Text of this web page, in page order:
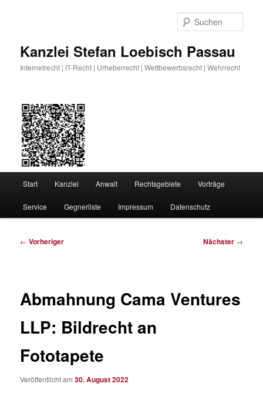
Kanzlei Stefan Loebisch Passau
Internetrecht | IT-Recht | Urheberrecht | Wettbewerbsrecht | Wehrrecht
Start Kanzlei Anwalt Rechtsgebiete Vorträge
Service Gegnerliste Impressum Datenschutz
Beitragsnavigation
← Vorheriger Nächster →
Abmahnung Cama Ventures
LLP: Bildrecht an
Fototapete
Veröffentlicht am30. August 2022